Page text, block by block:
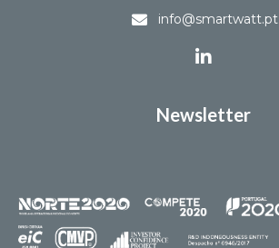
info@smartwatt.pt
Newsletter